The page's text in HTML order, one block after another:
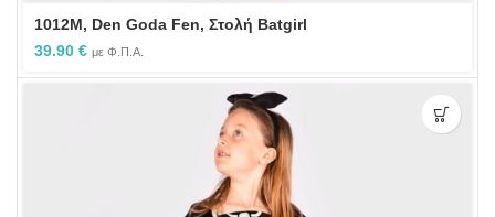
1012M, Den Goda Fen, Στολή Batgirl
39.90 € με Φ.Π.Α.